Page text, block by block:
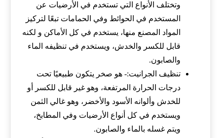
وتختلف الأنواع التي تستخدم في الأرضيات عن
المستخدم في الحوائط وفي الحمامات تبعًا لتركيز
المواد المصنع منها، يستخدم في كل الأماكن و لكنه
قابل للكسر والخدش، ويستخدم في تنظيفه الماء
والصابون.
تنظيف الجرانيت:- هو صخر يتكون طبيعيًا تحت
درجات الحرارة المرتفعة، وهو غير قابل للكسر أو
للخدش وألوانه الأسود والأخضر، وهو غالي الثمن
ويستخدم في كل أنواع الأرضيات وفي المطابخ،
ويتم غسله بالماء والصابون.